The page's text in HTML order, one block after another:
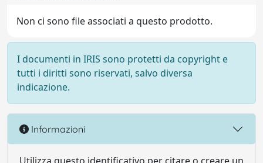
Non ci sono file associati a questo prodotto.
I documenti in IRIS sono protetti da copyright e
tutti i diritti sono riservati, salvo diversa
indicazione.
Informazioni